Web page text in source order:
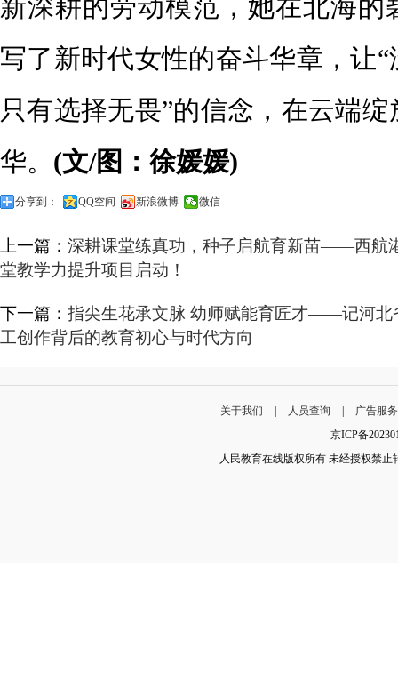
新深耕的劳动模范，她在北海的
写了新时代女性的奋斗华章，让
只有选择无畏”的信念，在云端
华。 (文/图 ：徐媛媛)
分享到： QQ空间 新浪微博 微信
上一篇： 深耕课堂练真功，种子启航育新苗——西航
堂教学力提升项目启动！
下一篇： 指尖生花承文脉 幼师赋能育匠才——记河北
工创作背后的教育初心与时代方向
关于我们 人员查询
广告服
京ICP备
人民教育在线版权所有 未经授权禁